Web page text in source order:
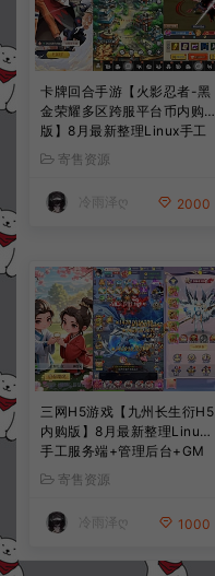
卡牌回合手游【火影忍者-黑
金荣耀多区跨服平台币内购
版】8月最新整理Linux手工
服务端+CDK授权后台+安卓
+详细搭建教程+视频教程
寄售资源
冷雨泽ღ 2000
三网H5游戏【九州长生衍H5
内购版】8月最新整理Linux
手工服务端+管理后台+GM
授权后台+简易安卓客户端
+详细搭建教程+视频教程
寄售资源
冷雨泽ღ 1000